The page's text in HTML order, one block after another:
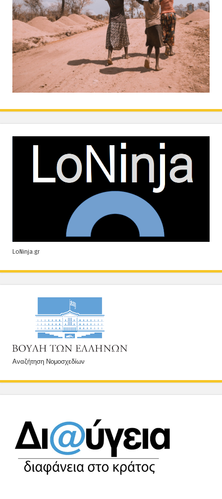
LoNinja.gr
Αναζήτηση Νομοσχεδίων